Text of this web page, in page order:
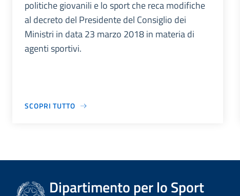
politiche giovanili e lo sport che reca modifiche
al decreto del Presidente del Consiglio dei
Ministri in data 23 marzo 2018 in materia di
agenti sportivi.
SCOPRI TUTTO
Dipartimento per lo Sport